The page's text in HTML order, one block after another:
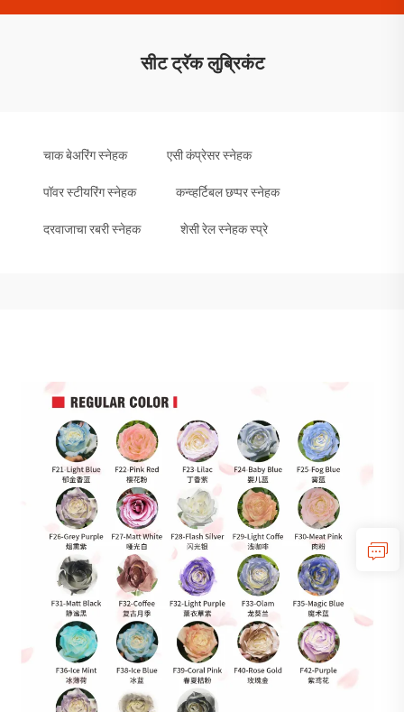
सीट ट्रॅक लुब्रिकंट
चाक बेअरिंग स्नेहक एसी कंप्रेसर स्नेहक
पॉवर स्टीयरिंग स्नेहक कन्व्हर्टिबल छप्पर स्नेहक
दरवाजाचा रबरी स्नेहक शेसी रेल स्नेहक स्प्रे